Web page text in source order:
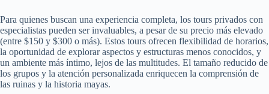
Para quienes buscan una experiencia completa, los tours privados con
especialistas pueden ser invaluables, a pesar de su precio más elevado
(entre $150 y $300 o más). Estos tours ofrecen flexibilidad de horarios,
la oportunidad de explorar aspectos y estructuras menos conocidos, y
un ambiente más íntimo, lejos de las multitudes. El tamaño reducido de
los grupos y la atención personalizada enriquecen la comprensión de
las ruinas y la historia mayas.